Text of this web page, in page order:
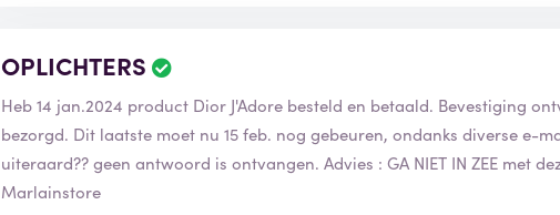
OPLICHTERS
B
o
o
d
Heb 14 jan.2024 product Dior J'Adore besteld en betaald. Bevestiging
bezorgd. Dit laatste moet nu 15 feb. nog gebeuren, ondanks diverse e-
uiteraard?? geen antwoord is ontvangen. Advies : GA NIET IN ZEE met
Marlainstore